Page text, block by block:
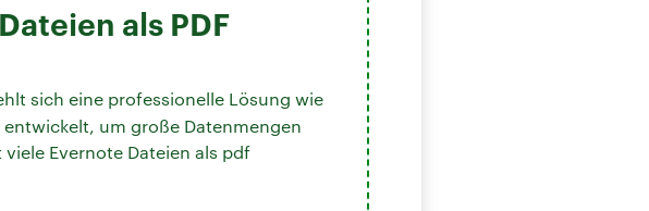
als PDF
sich eine professionelle Lösung wie
entwickelt, um große Datenmengen
Evernote Dateien als pdf